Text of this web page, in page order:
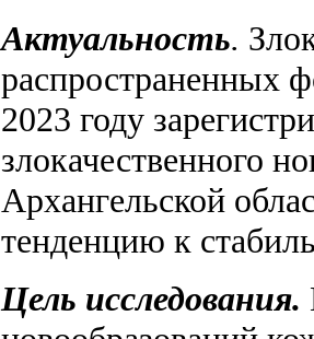
Актуальность.
распространенных
2023 году
злокачественного
Архангельской
тенденцию к
Цель исследования.